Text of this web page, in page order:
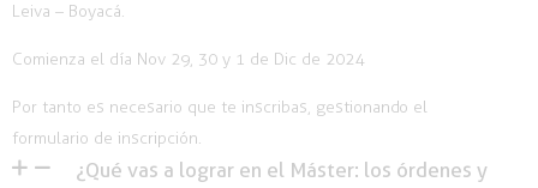
Leiva – Boyacá.
Comienza el día Nov 29, 30 y 1 de Dic de 2024
Por tanto es necesario que te inscribas, gestionando el
formulario de inscripción.
¿Qué vas a lograr en el Máster: los órdenes y